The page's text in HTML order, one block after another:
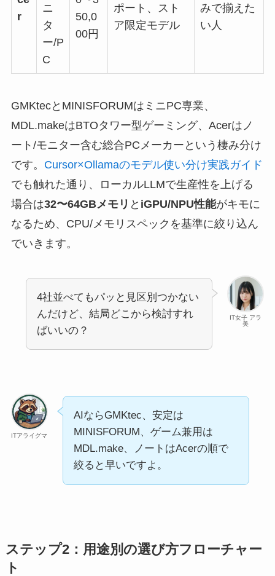
r
ニ
タ
ー/P
C
50,0
00円
ポート、スト
ア限定モデル
みで揃えた
い人
GMKtecとMINISFORUMはミニPC専業、
MDL.makeはBTOタワー型ゲーミング、Acerはノ
ート/モニター含む総合PCメーカーという棲み分け
です。 Cursor×Ollamaのモデル使い分け実践ガイド
でも触れた通り、ローカルLLMで生産性を上げる
場合は32〜64GBメモリ と iGPU/NPU性能がキモに
なるため、CPU/メモリスペックを基準に絞り込ん
でいきます。
IT女子 アラ
美
4社並べてもパッと見区別つかない
んだけど、結局どこから検討すれ
ばいいの？
ITアライグマ
AIならGMKtec、安定は
MINISFORUM、ゲーム兼用は
MDL.make、ノートはAcerの順で
絞ると早いですよ。
ステップ2：用途別の選び方フローチャー
ト